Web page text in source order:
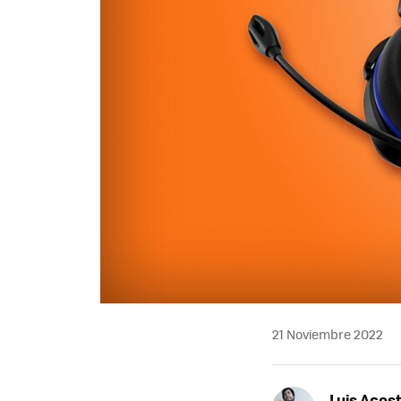
21 Noviembre 2022